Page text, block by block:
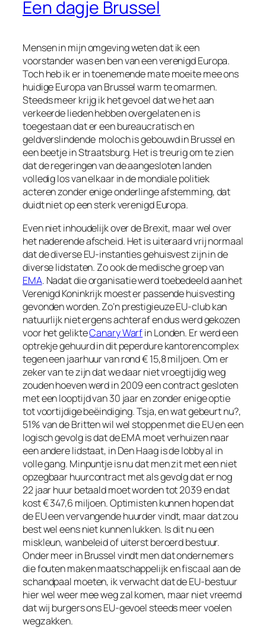
Een dagje Brussel
Mensen in mijn omgeving weten dat ik een
voorstander was en ben van een verenigd Europa.
Toch heb ik er in toenemende mate moeite mee ons
huidige Europa van Brussel warm te omarmen.
Steeds meer krijg ik het gevoel dat we het aan
verkeerde lieden hebben overgelaten en is
toegestaan dat er een bureaucratisch en
geldverslindende moloch is gebouwd in Brussel en
een beetje in Straatsburg. Het is treurig om te zien
dat de regeringen van de aangesloten landen
volledig los van elkaar in de mondiale politiek
acteren zonder enige onderlinge afstemming, dat
duidt niet op een sterk verenigd Europa.
Even niet inhoudelijk over de Brexit, maar wel over
het naderende afscheid. Het is uiteraard vrij normaal
dat de diverse EU-instanties gehuisvest zijn in de
diverse lidstaten. Zo ook de medische groep van
EMA. Nadat die organisatie werd toebedeeldaan het
Verenigd Koninkrijk moest er passende huisvesting
gevonden worden. Zo’n prestigieuze EU-club kan
natuurlijk niet ergens achteraf en dus werd gekozen
voor het gelikteCanary Warfin Londen. Er werd een
optrekje gehuurd in dit peperdure kantorencomplex
tegen een jaarhuur van rond € 15,8 miljoen. Om er
zeker van te zijn dat we daar niet vroegtijdig weg
zouden hoeven werd in 2009 een contract gesloten
met een looptijd van 30 jaar en zonder enige optie
tot voortijdige beëindiging. Tsja, en wat gebeurt nu?,
51% van de Britten wil wel stoppen met die EU en een
logisch gevolg is dat de EMA moet verhuizen naar
een andere lidstaat, in Den Haag is de lobby al in
volle gang. Minpuntje is nu dat men zit met een niet
opzegbaar huurcontract met als gevolg dat er nog
22 jaar huur betaald moet worden tot 2039 en dat
kost € 347,6 miljoen. Optimisten kunnen hopen dat
de EU een vervangende huurder vindt, maar dat zou
best wel eens niet kunnen lukken. Is dit nu een
miskleun, wanbeleid of uiterst beroerd bestuur.
Onder meer in Brussel vindt men dat ondernemers
die fouten maken maatschappelijk en fiscaal aan de
schandpaal moeten, ik verwacht dat de EU-bestuur
hier wel weer mee weg zal komen, maar niet vreemd
dat wij burgers ons EU-gevoel steeds meer voelen
wegzakken.